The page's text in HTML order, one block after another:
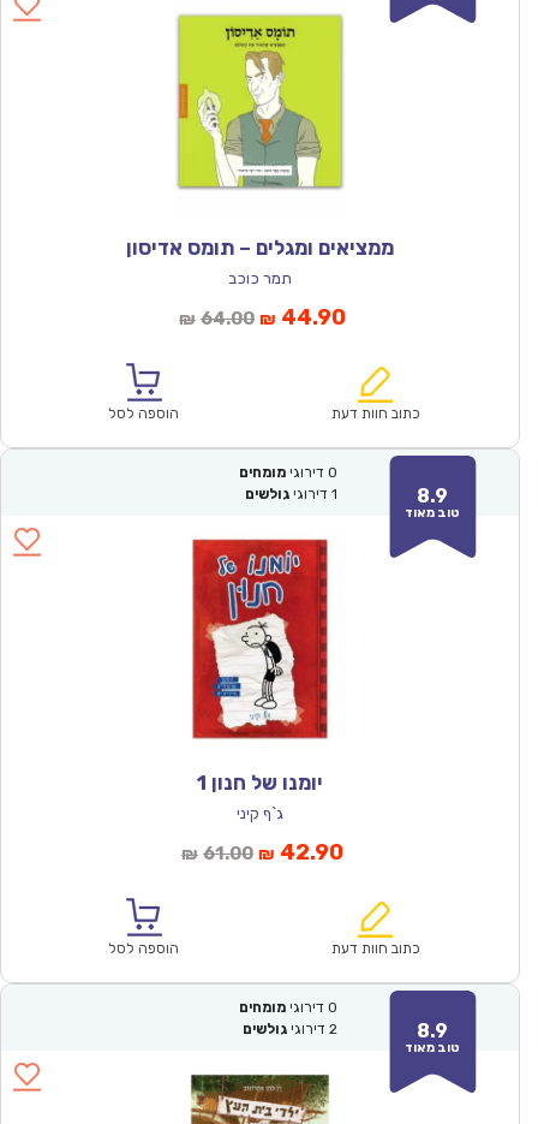
ממציאים ומגלים – תומס אדיסון
תמר כוכב
₪ 64.00המחיר
₪64.00.
₪ 44.90המחיר
הוא:
כתוב חוות דעת הוספה לסל
8.9
טוב מאוד
0 דירוגי מומחים
1 דירוגי גולשים
יומנו של חנון 1
ג`ף קיני
₪ 61.00המחיר
₪61.00.
₪ 42.90המחיר
הוא:
כתוב חוות דעת הוספה לסל
8.9
טוב מאוד
0 דירוגי מומחים
2 דירוגי גולשים